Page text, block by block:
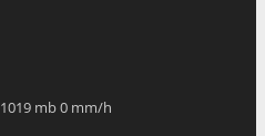
1019 mb0 mm/h